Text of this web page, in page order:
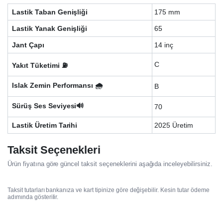
Lastik Taban Genişliği 175 mm
Lastik Yanak Genişliği 65
Jant Çapı 14 inç
Yakıt Tüketimi ⛽ C
Islak Zemin Performansı 🌧️ B
Sürüş Ses Seviyesi🔊 70
Lastik Üretim Tarihi 2025 Üretim
Taksit Seçenekleri
Ürün fiyatına göre güncel taksit seçeneklerini aşağıda inceleyebilirsiniz.
Taksit tutarları bankanıza ve kart tipinize göre değişebilir. Kesin tutar ödeme
adımında gösterilir.